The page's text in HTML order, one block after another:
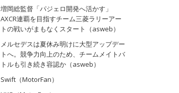
増岡総監督「パジェロ開発へ活かす」
AXCR連覇を目指すチーム三菱ラリーアー
トの戦いがまもなくスタート（asweb）
メルセデスは夏休み明けに大型アップデー
トへ。競争力向上のため、チームメイトバ
トルも引き続き容認か（asweb）
Swift（MotorFan）